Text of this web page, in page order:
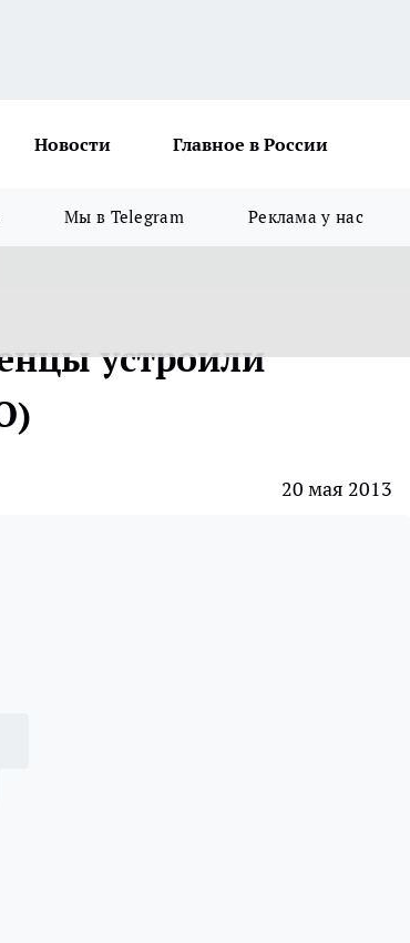
Новости Главное в России
Мы в Telegram Реклама у нас
устроили
20 мая 2013